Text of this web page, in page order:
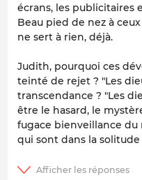
écrans, les publicitaires
Beau pied de nez à
ne sert à rien, déjà.
Judith, pourquoi ces
teinté de rejet ? "Les
transcendance ? "Les
être le hasard, le
fugace bienveillance
qui sont dans la